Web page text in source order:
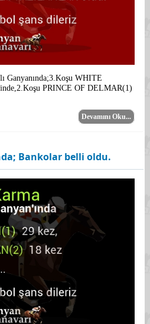
Ganyanında;3.Koşu WHITE
PRINCE OF DELMAR(1)
Devamını Oku...
Bankolar belli oldu.